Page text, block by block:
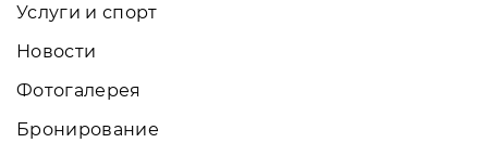
Услуги и спорт
Новости
Фотогалерея
Бронирование